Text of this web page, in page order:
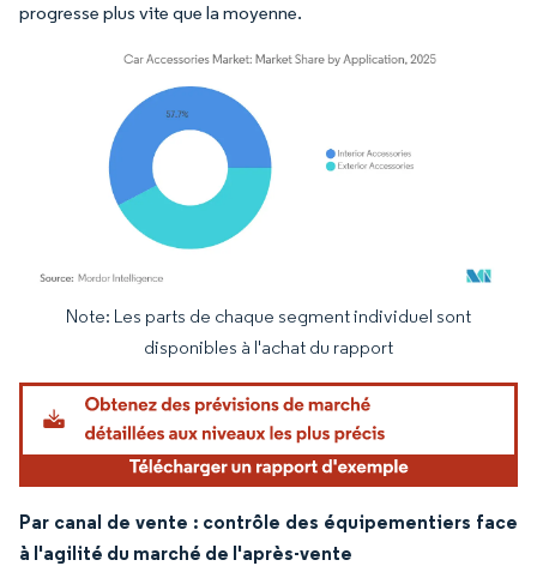
progresse plus vite que la moyenne.
Image © Mordor Intelligence. La réutilisation nécessite une attribution sous CC BY
Note: Les parts de chaque segment individuel sont
disponibles à l'achat du rapport
Par canal de vente : contrôle des équipementiers face
à l'agilité du marché de l'après-vente